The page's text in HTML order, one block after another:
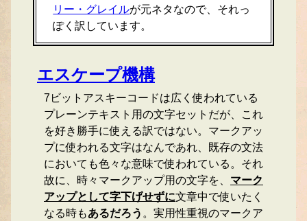
リー・グレイルが元ネタなので、それっ
ぽく訳しています。
エスケープ機構
7ビットアスキーコードは広く使われている
プレーンテキスト用の文字セットだが、これ
を好き勝手に使える訳ではない。マークアッ
プに使われる文字はなんであれ、既存の文法
においても色々な意味で使われている。それ
故に、時々マークアップ用の文字を、 マーク
アップとして字下げせずに文章中で使いたく
なる時もあるだろう 。実用性重視のマークア